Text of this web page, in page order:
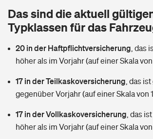
Rentenrechner: Wie viel Geld bekomme ich im
Wer versichert was: Jetzt Versicherer finden
Vermieterrrechtsschutz
Mietkautionsversicherung
Zur Übersicht
Tools
Kinderunfall­ver­si­che­rung
Reiseversicherung
Pferdehalter-Haftpflicht
Tierkrankenversicherung
Zur Übersicht
Tools
Wer versichert was: Jetzt Versicherer finden
Das sind die aktuell
Typklassen für das
20 in der Haftpflichtversicherung das
höher als im Vorjahr (auf einer Skala
17 in der Teilkaskoversicherung das
gegenüber Vorjahr (auf einer Skala von
17 in der Vollkaskoversicherung das
höher als im Vorjahr (auf einer Skala